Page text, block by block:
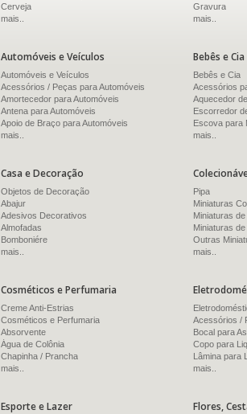
Cerveja
mais..
Gravura
mais..
Automóveis e Veículos
Automóveis e Veículos
Acessórios / Peças para Automóveis
Amortecedor para Automóveis
Antena para Automóveis
Apoio de Braço para Automóveis
mais..
Bebês e Cia
Bebês e Cia
Acessórios
Aquecedor
Escorredor
Escova para
mais..
Casa e Decoração
Objetos de Decoração
Abajur
Adesivos Decorativos
Almofadas
Bomboniére
mais..
Pipa
Miniaturas
Miniaturas
Miniaturas
Outras
mais..
Cosméticos e Perfumaria
Creme Anti-Estrias
Cosméticos e Perfumaria
Absorvente
Água de Colônia
Chapinha / Prancha
mais..
Acessórios /
Bocal para
Copo para
Lâmina para
mais..
Esporte e Lazer Flores,